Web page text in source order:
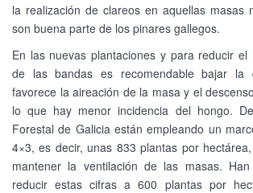
la realización de clareos en aquellas masas
son buena parte de los pinares gallegos.
En las nuevas plantaciones y para reducir el
de las bandas es recomendable bajar la
favorece la aireación de la masa y el
lo que hay menor incidencia del hongo.
Forestal de Galicia están empleando un
4×3, es decir, unas 833 plantas por
mantener la ventilación de las masas.
reducir estas cifras a 600 plantas por